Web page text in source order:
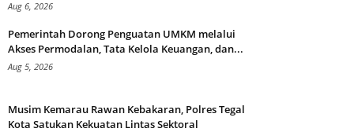
Aug 6, 2026
Pemerintah Dorong Penguatan UMKM melalui
Akses Permodalan, Tata Kelola Keuangan, dan...
Aug 5, 2026
Musim Kemarau Rawan Kebakaran, Polres Tegal
Kota Satukan Kekuatan Lintas Sektoral